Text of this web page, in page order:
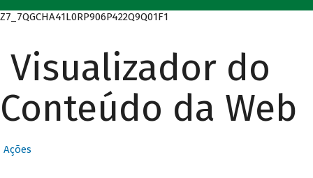
Z7_7QGCHA41L0RP906P422Q9Q01F1
Visualizador do
Conteúdo da Web
Ações